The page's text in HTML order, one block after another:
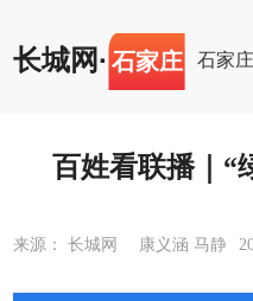
长城网· 石家庄 石家
百姓看联播｜“
来源： 长城网 康义涵 马静